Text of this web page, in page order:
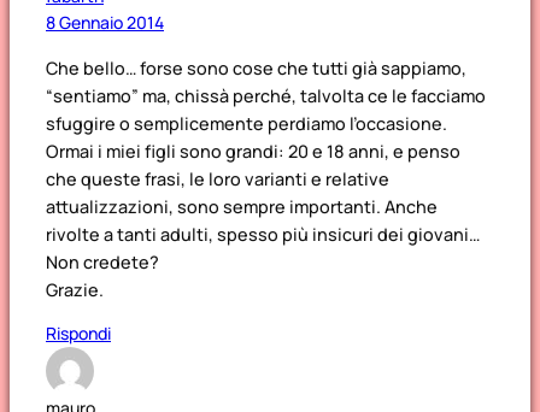
8 Gennaio 2014
Che bello… forse sono cose che tutti già sappiamo,
“sentiamo” ma, chissà perché, talvolta ce le facciamo
sfuggire o semplicemente perdiamo l’occasione.
Ormai i miei figli sono grandi: 20 e 18 anni, e penso
che queste frasi, le loro varianti e relative
attualizzazioni, sono sempre importanti. Anche
rivolte a tanti adulti, spesso più insicuri dei giovani…
Non credete?
Grazie.
Rispondi